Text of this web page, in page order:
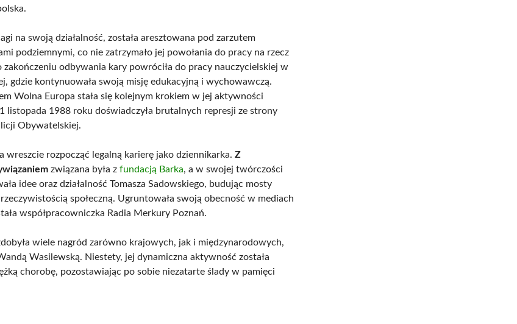
na swoją działalność, została aresztowana pod zarzutem
podziemnymi, co nie zatrzymało jej powołania do pracy na rzecz
zakończeniu odbywania kary powróciła do pracy nauczycielskiej w
gdzie kontynuowała swoją misję edukacyjną i wychowawczą.
Wolna Europa stała się kolejnym krokiem w jej aktywności
listopada 1988 roku doświadczyła brutalnych represji ze strony
Obywatelskiej.
wreszcie rozpocząć legalną karierę jako dziennikarka.Z
związana była zfundacją Barka, a w swojej twórczości
idee oraz działalność Tomasza Sadowskiego, budując mosty
społeczną. Ugruntowała swoją obecność w mediach
współpracowniczka Radia Merkury Poznań.
wiele nagród zarówno krajowych, jak i międzynarodowych,
Wasilewską. Niestety, jej dynamiczna aktywność została
chorobę, pozostawiając po sobie niezatarte ślady w pamięci